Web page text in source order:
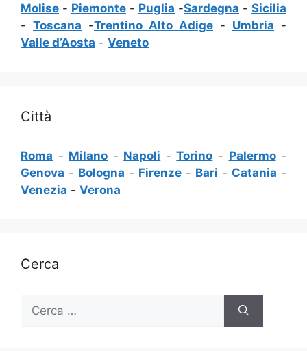
Molise - Piemonte - Puglia -Sardegna - Sicilia
- Toscana -Trentino Alto Adige - Umbria -
Valle d’Aosta - Veneto
Città
Roma - Milano - Napoli -Torino - Palermo-
Genova - Bologna - Firenze - Bari - Catania -
Venezia - Verona
Cerca
per: